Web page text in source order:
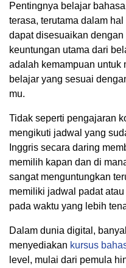
Pentingnya belajar
terasa, terutama dalam
dapat disesuaikan
keuntungan utama dari
adalah kemampuan untuk
belajar yang sesuai
mu.
Tidak seperti pengajaran
mengikuti jadwal yang
Inggris secara daring
memilih kapan dan di
sangat menguntungkan
memiliki jadwal padat
pada waktu yang lebih
Dalam dunia digital,
menyediakan kursus
level, mulai dari pemula